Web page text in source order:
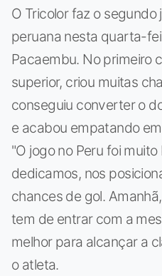
O Tricolor faz o
peruana nesta quarta-
Pacaembu. No primeiro
superior, criou muitas
conseguiu converter o
e acabou empatando em
"O jogo no Peru foi
dedicamos, nos
chances de gol.
tem de entrar com a
melhor para alcançar a
o atleta.